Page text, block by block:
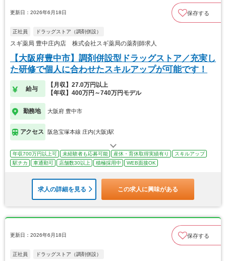
更新日：2026年6月18日 保存する
正社員 ドラッグストア（調剤併設）
スギ薬局 豊中庄内店 株式会社スギ薬局の薬剤師求人
【大阪府豊中市】調剤併設型ドラッグストア／充実し
た研修で個人に合わせたスキルアップが可能です！
給与
【月収】27.0万円以上
【年収】400万円～740万円モデル
勤務地 大阪府 豊中市
アクセス 阪急宝塚本線 庄内(大阪)駅
年収700万円以上可 未経験者も応募可能 産休・育休取得実績有り
スキルアップ
駅チカ
車通勤可 店舗数30以上 積極採用中 WEB面接OK
求人の詳細を見る この求人に興味がある
更新日：2026年6月18日 保存する
正社員 ドラッグストア（調剤併設）